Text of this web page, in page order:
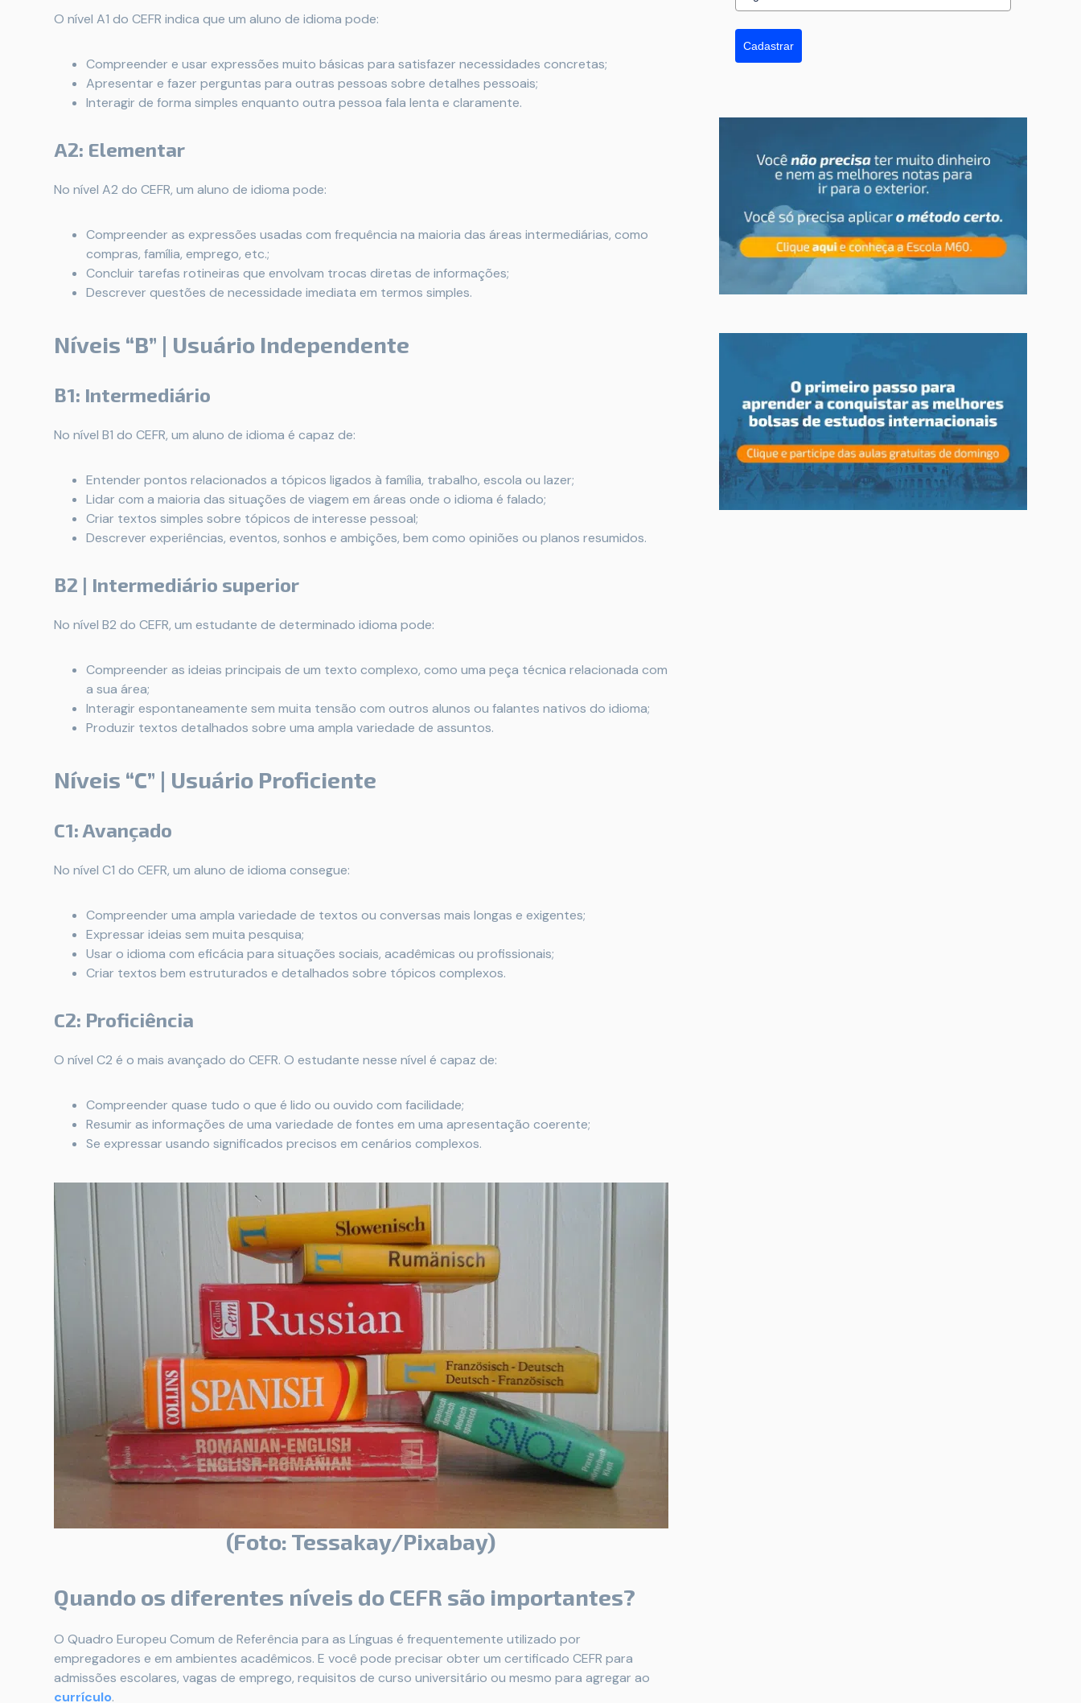
O nível A1 do CEFR indica que um aluno de idioma pode:
Compreender e usar expressões muito básicas para satisfazer necessidades concretas;
Apresentar e fazer perguntas para outras pessoas sobre detalhes pessoais;
Interagir de forma simples enquanto outra pessoa fala lenta e claramente.
A2: Elementar
No nível A2 do CEFR, um aluno de idioma pode:
Compreender as expressões usadas com frequência na maioria das áreas intermediárias, como
compras, família, emprego, etc.;
Concluir tarefas rotineiras que envolvam trocas diretas de informações;
Descrever questões de necessidade imediata em termos simples.
Níveis “B” | Usuário Independente
B1: Intermediário
No nível B1 do CEFR, um aluno de idioma é capaz de:
Entender pontos relacionados a tópicos ligados à família, trabalho, escola ou lazer;
Lidar com a maioria das situações de viagem em áreas onde o idioma é falado;
Criar textos simples sobre tópicos de interesse pessoal;
Descrever experiências, eventos, sonhos e ambições, bem como opiniões ou planos resumidos.
B2 | Intermediário superior
No nível B2 do CEFR, um estudante de determinado idioma pode:
Compreender as ideias principais de um texto complexo, como uma peça técnica relacionada com
a sua área;
Interagir espontaneamente sem muita tensão com outros alunos ou falantes nativos do idioma;
Produzir textos detalhados sobre uma ampla variedade de assuntos.
Níveis “C” | Usuário Proficiente
C1: Avançado
No nível C1 do CEFR, um aluno de idioma consegue:
Compreender uma ampla variedade de textos ou conversas mais longas e exigentes;
Expressar ideias sem muita pesquisa;
Usar o idioma com eficácia para situações sociais, acadêmicas ou profissionais;
Criar textos bem estruturados e detalhados sobre tópicos complexos.
C2: Proficiência
O nível C2 é o mais avançado do CEFR. O estudante nesse nível é capaz de:
Compreender quase tudo o que é lido ou ouvido com facilidade;
Resumir as informações de uma variedade de fontes em uma apresentação coerente;
Se expressar usando significados precisos em cenários complexos.
(Foto: Tessakay/Pixabay)
Quando os diferentes níveis do CEFR são importantes?
O Quadro Europeu Comum de Referência para as Línguas é frequentemente utilizado por
empregadores e em ambientes acadêmicos. E você pode precisar obter um certificado CEFR para
admissões escolares, vagas de emprego, requisitos de curso universitário ou mesmo para agregar ao
currículo.
Cadastrar